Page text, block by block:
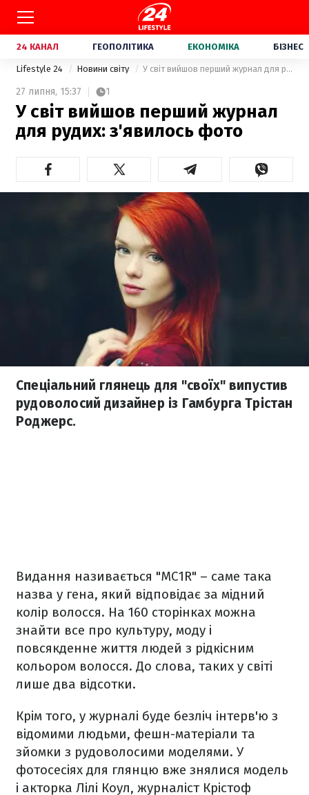
24 КАНАЛ ГЕОПОЛІТИКА ЕКОНОМІКА БІЗНЕС
Lifestyle 24 Новини світу У світ вийшов перший журнал для рудих: з'явилось фото
27 липня, 15:37 1
У світ вийшов перший журнал
для рудих: з'явилось фото
Спеціальний глянець для "своїх" випустив
рудоволосий дизайнер із Гамбурга Трістан
Роджерс.
Видання називається "MC1R" – саме така
назва у гена, який відповідає за мідний
колір волосся. На 160 сторінках можна
знайти все про культуру, моду і
повсякденне життя людей з рідкісним
кольором волосся. До слова, таких у світі
лише два відсотки.
Крім того, у журналі буде безліч інтерв'ю з
відомими людьми, фешн-матеріали та
зйомки з рудоволосими моделями. У
фотосесіях для глянцю вже знялися модель
і акторка Лілі Коул, журналіст Крістоф